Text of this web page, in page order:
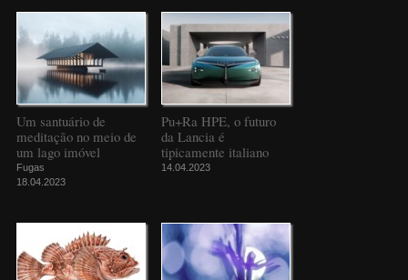
Um santuário de
meditação no meio de
um lago imóvel
Fugas
18.04.2023
Pu+Ra HPE, o futuro
da Lancia é
tipicamente italiano
14.04.2023